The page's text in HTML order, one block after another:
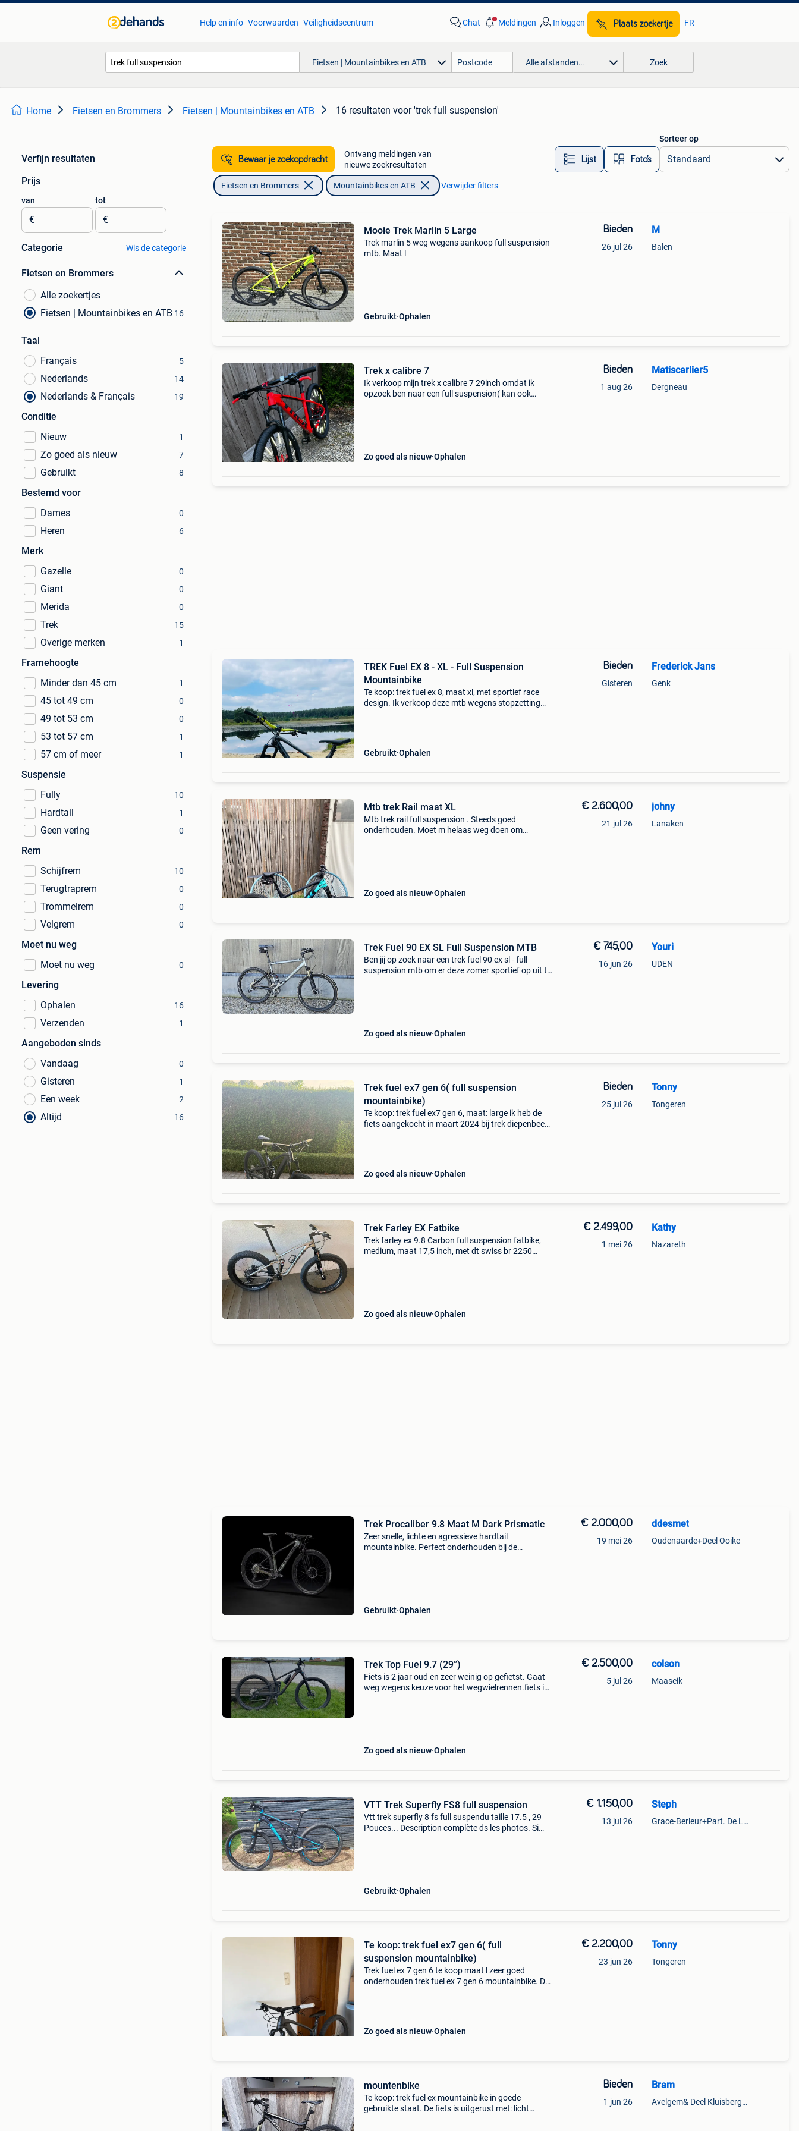
Help en info Voorwaarden Veiligheidscentrum Chat Meldingen Inloggen Plaats zoekertje FR
Fietsen | Mountainbikes en ATB Alle afstanden… Zoek
Home Fietsen en Brommers Fietsen | Mountainbikes en ATB 16 resultaten voor 'trek full suspension'
Verfijn resultaten
Prijs
van
€
tot
€
Categorie Wis de categorie
Fietsen en Brommers
Alle zoekertjes
Fietsen | Mountainbikes en ATB 16
Taal
Français
5
Nederlands 14
Nederlands & Français 19
Conditie
Nieuw
1
Zo goed als nieuw 7
Gebruikt 8
Bestemd voor
Dames
0
Heren 6
Merk
Gazelle
0
Giant 0
Merida 0
Trek 15
Overige merken 1
Framehoogte
Minder dan 45 cm
1
45 tot 49 cm 0
49 tot 53 cm 0
53 tot 57 cm 1
57 cm of meer 1
Suspensie
Fully
10
Hardtail 1
Geen vering 0
Rem
Schijfrem
10
Terugtraprem 0
Trommelrem 0
Velgrem 0
Moet nu weg
Moet nu weg
0
Levering
Ophalen
16
Verzenden 1
Aangeboden sinds
Vandaag
0
Gisteren 1
Een week 2
Altijd 16
Bewaar je zoekopdracht
Ontvang meldingen van
nieuwe zoekresultaten
Lijst Foto’s
Sorteer op
Fietsen en Brommers Mountainbikes en ATB Verwijder filters
Mooie Trek Marlin 5 Large
Trek marlin 5 weg wegens aankoop full suspension
mtb. Maat l
Gebruikt Ophalen
Bieden
26 jul 26
M
Balen
Trek x calibre 7
Ik verkoop mijn trek x calibre 7 29inch omdat ik
opzoek ben naar een full suspension( kan ook
Zo goed als nieuw Ophalen
Bieden
1 aug 26
Matiscarlier5
Dergneau
TREK Fuel EX 8 - XL - Full Suspension
Mountainbike
Te koop: trek fuel ex 8, maat xl, met sportief race
design. Ik verkoop deze mtb wegens stopzetting
Gebruikt Ophalen
Bieden
Gisteren
Frederick Jans
Genk
Mtb trek Rail maat XL
Mtb trek rail full suspension . Steeds goed
onderhouden. Moet m helaas weg doen om
Zo goed als nieuw Ophalen
€ 2.600,00
21 jul 26
johny
Lanaken
Trek Fuel 90 EX SL Full Suspension MTB
Ben jij op zoek naar een trek fuel 90 ex sl - full
suspension mtb om er deze zomer sportief op uit te
Zo goed als nieuw Ophalen
€ 745,00
16 jun 26
Youri
UDEN
Trek fuel ex7 gen 6( full suspension
mountainbike)
Te koop: trek fuel ex7 gen 6, maat: large ik heb de
fiets aangekocht in maart 2024 bij trek diepenbeek,
Zo goed als nieuw Ophalen
Bieden
25 jul 26
Tonny
Tongeren
Trek Farley EX Fatbike
Trek farley ex 9.8 Carbon full suspension fatbike,
medium, maat 17,5 inch, met dt swiss br 2250
Zo goed als nieuw Ophalen
€ 2.499,00
1 mei 26
Kathy
Nazareth
Trek Procaliber 9.8 Maat M Dark Prismatic
Zeer snelle, lichte en agressieve hardtail
mountainbike. Perfect onderhouden bij de
Gebruikt Ophalen
€ 2.000,00
19 mei 26
ddesmet
Oudenaarde+Deel Ooike
Trek Top Fuel 9.7 (29”)
Fiets is 2 jaar oud en zeer weinig op gefietst. Gaat
weg wegens keuze voor het wegwielrennen.fiets is
Zo goed als nieuw Ophalen
€ 2.500,00
5 jul 26
colson
Maaseik
VTT Trek Superfly FS8 full suspension
Vtt trek superfly 8 fs full suspendu taille 17.5 , 29
Pouces... Description complète ds les photos. Si
Gebruikt Ophalen
€ 1.150,00
13 jul 26
Steph
Grace-Berleur+Part. De Loncin
Te koop: trek fuel ex7 gen 6( full
suspension mountainbike)
Trek fuel ex 7 gen 6 te koop maat l zeer goed
onderhouden trek fuel ex 7 gen 6 mountainbike. De
Zo goed als nieuw Ophalen
€ 2.200,00
23 jun 26
Tonny
Tongeren
mountenbike
Te koop: trek fuel ex mountainbike in goede
gebruikte staat. De fiets is uitgerust met: licht
Bieden
1 jun 26
Bram
Avelgem& Deel Kluisbergen